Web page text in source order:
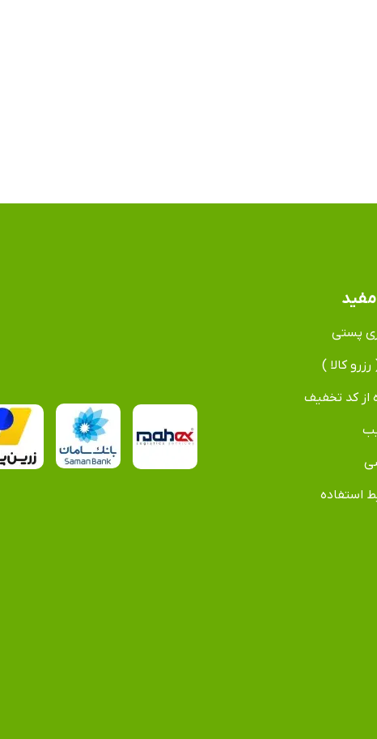
پستی
کالا )
از کد تخفیف
استفاده